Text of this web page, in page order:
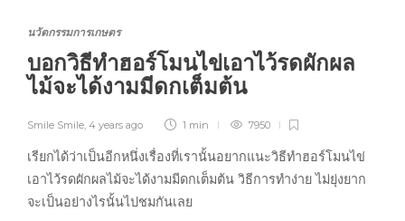
นวัตกรรมการเกษตร
บอกวิธีทำฮอร์โมนไข่เอาไว้รดผักผล
ไม้จะได้งามมีดกเต็มต้น
Smile Smile 4 years ago 1 min 7950
เรียกได้ว่าเป็นอีกหนึ่งเรื่องที่เรานั้นอยากแนะวิธีทำฮอร์โมนไข่
เอาไว้รดผักผลไม้จะได้งามมีดกเต็มต้น วิธีการทำง่าย ไม่ยุ่งยาก
จะเป็นอย่างไรนั้นไปชมกันเลย